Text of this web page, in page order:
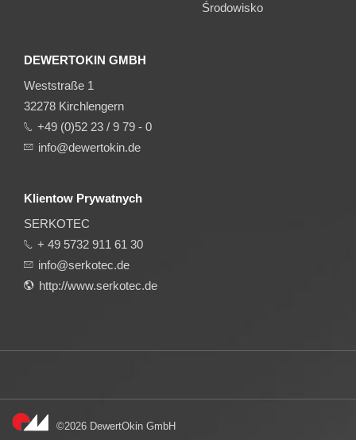
Środowisko
DEWERTOKIN GMBH
Weststraße 1
32278 Kirchlengern
+49 (0)52 23 / 9 79 - 0
info@dewertokin.de
Klientow Prywatnych
SERKOTEC
+ 49 5732 911 61 30
info@serkotec.de
http://www.serkotec.de
©2026 DewertOkin GmbH